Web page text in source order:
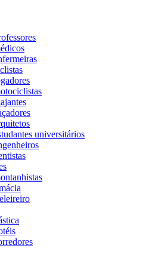
universitários